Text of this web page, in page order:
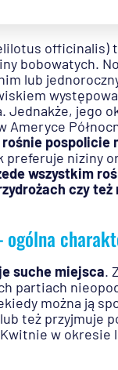
officinalis)
bobowatych.
lub
Jednakże, jego
Ameryce
rośnie pospolicie
preferuje niziny
wszystkim
czy też
ogólna
suche miejsca.
partiach
można ją
też przyjmuje
w okresie